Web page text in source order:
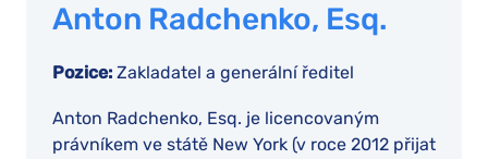
Anton Radchenko, Esq.
Pozice: Zakladatel a generální ředitel
Anton Radchenko, Esq. je licencovaným
právníkem ve státě New York (v roce 2012 přijat